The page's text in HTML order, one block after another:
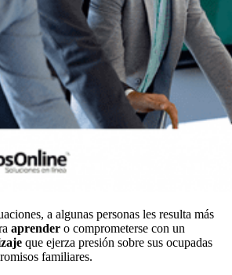
a algunas personas les resulta más
aprender o comprometerse con un
que ejerza presión sobre sus ocupadas
familiares.